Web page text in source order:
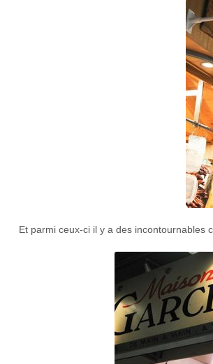
Et parmi ceux-ci il y a des incontournables